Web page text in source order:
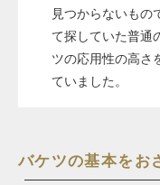
見つからないもの
て探していた普通
ツの応用性の高さ
ていました。
バケツの基本をお